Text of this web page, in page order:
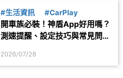
#生活資訊 #CarPlay
開車族必裝！神盾App好用嗎？
測速提醒、設定技巧與常見問題
2026/07/28